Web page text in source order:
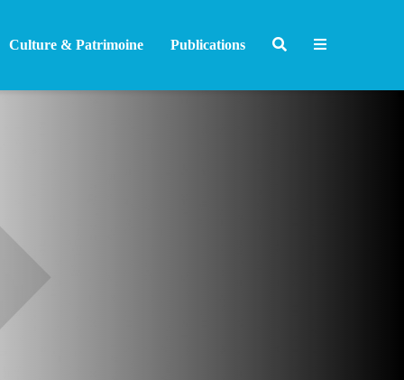
Culture & Patrimoine Publications